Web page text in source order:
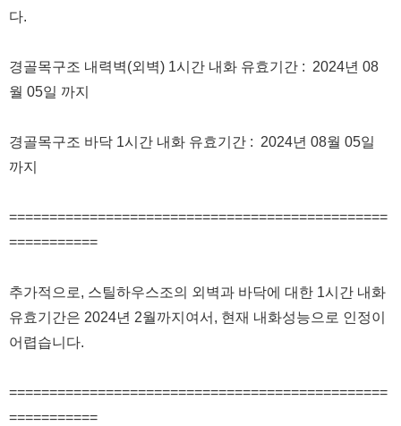
다.
경골목구조 내력벽(외벽) 1시간 내화 유효기간 : 2024년 08
월 05일 까지
경골목구조 바닥 1시간 내화 유효기간 : 2024년 08월 05일
까지
===============================================
===========
추가적으로, 스틸하우스조의 외벽과 바닥에 대한 1시간 내화
유효기간은 2024년 2월까지여서, 현재 내화성능으로 인정이
어렵습니다.
===============================================
===========